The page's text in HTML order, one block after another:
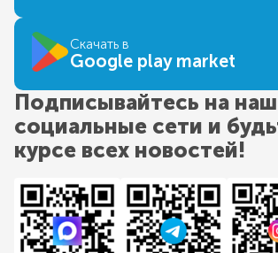
Скачать в
Google play market
Подписывайтесь на
социальные сети и
курсе всех новостей!